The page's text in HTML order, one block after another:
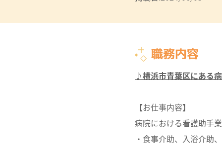
職務内容
♪横浜市青葉区にある
【お仕事内容】
病院における看護助手
・食事介助、入浴介助